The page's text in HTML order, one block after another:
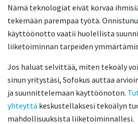
Nämä teknologiat eivät korvaa
tekemään parempaa työtä.
käyttöönotto vaatii huolellista
liiketoiminnan tarpeiden
Jos haluat selvittää, miten tekoäly
sinun yritystäsi, Sofokus auttaa
ja suunnittelemaan käyttöönoton.
yhteyttä keskustellaksesi tekoälyn
mahdollisuuksista liiketoiminnallesi.